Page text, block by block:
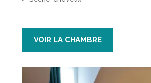
VOIR LA CHAMBRE